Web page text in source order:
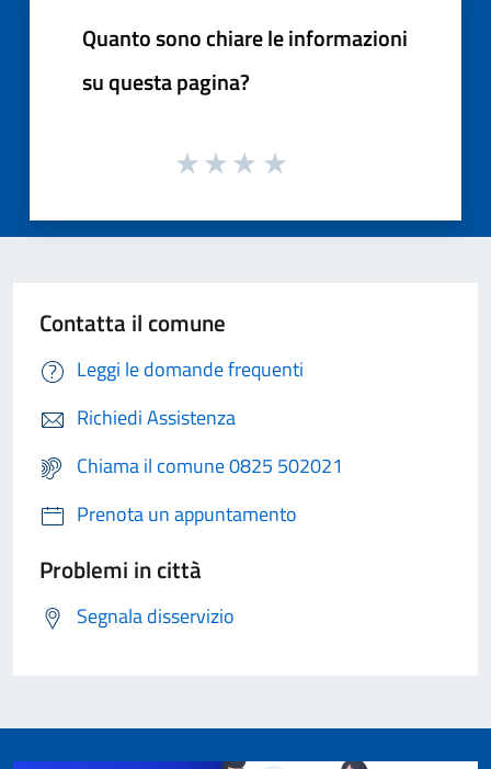
Quanto sono chiare le informazioni
su questa pagina?
Contatta il comune
Leggi le domande frequenti
Richiedi Assistenza
Chiama il comune 0825 502021
Prenota un appuntamento
Problemi in città
Segnala disservizio